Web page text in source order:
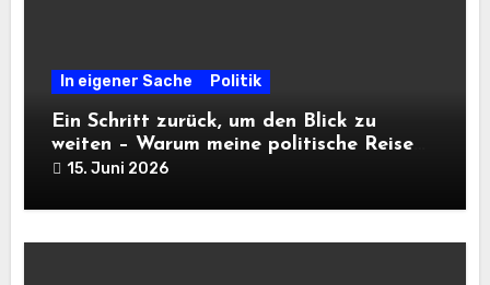
In eigener Sache Politik
Ein Schritt zurück, um den Blick zu
weiten – Warum meine politische Reise
eine Pause macht, aber nicht endet
15. Juni 2026